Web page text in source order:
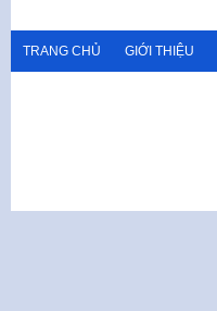
TRANG CHỦ GIỚI THIỆU